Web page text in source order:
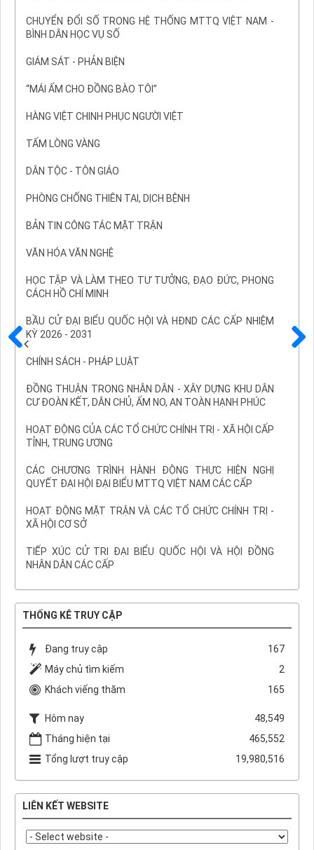
CHUYỂN ĐỔI SỐ TRONG HỆ THỐNG MTTQ VIỆT NAM -
BÌNH DÂN HỌC VỤ SỐ
GIÁM SÁT - PHẢN BIỆN
“MÁI ẤM CHO ĐỒNG BÀO TÔI”
HÀNG VIỆT CHINH PHỤC NGƯỜI VIỆT
TẤM LÒNG VÀNG
DÂN TỘC - TÔN GIÁO
PHÒNG CHỐNG THIÊN TAI, DỊCH BỆNH
BẢN TIN CÔNG TÁC MẶT TRẬN
VĂN HÓA VĂN NGHỆ
HỌC TẬP VÀ LÀM THEO TƯ TƯỞNG, ĐẠO ĐỨC, PHONG
CÁCH HỒ CHÍ MINH
BẦU CỬ ĐẠI BIỂU QUỐC HỘI VÀ HĐND CÁC CẤP NHIỆM
KỲ 2026 - 2031
CHÍNH SÁCH - PHÁP LUẬT
ĐỒNG THUẬN TRONG NHÂN DÂN - XÂY DỰNG KHU DÂN
CƯ ĐOÀN KẾT, DÂN CHỦ, ẤM NO, AN TOÀN HẠNH PHÚC
HOẠT ĐỘNG CỦA CÁC TỔ CHỨC CHÍNH TRỊ - XÃ HỘI CẤP
TỈNH, TRUNG ƯƠNG
CÁC CHƯƠNG TRÌNH HÀNH ĐỘNG THỰC HIỆN NGHỊ
QUYẾT ĐẠI HỘI ĐẠI BIỂU MTTQ VIỆT NAM CÁC CẤP
HOẠT ĐỘNG MẶT TRẬN VÀ CÁC TỔ CHỨC CHÍNH TRỊ -
XÃ HỘI CƠ SỞ
TIẾP XÚC CỬ TRI ĐẠI BIỂU QUỐC HỘI VÀ HỘI ĐỒNG
NHÂN DÂN CÁC CẤP
THỐNG KÊ TRUY CẬP
Đang truy cập
167
Máy chủ tìm kiếm
2
Khách viếng thăm
165
Hôm nay
48,549
Tháng hiện tại
465,552
Tổng lượt truy cập
19,980,516
LIÊN KẾT WEBSITE
Trước